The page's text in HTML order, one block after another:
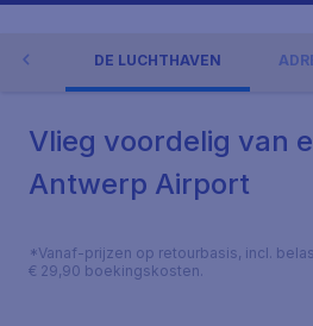
DE LUCHTHAVEN
Vlieg voordelig van
Antwerp Airport
*Vanaf-prijzen op retourbasis, incl.
€ 29,90 boekingskosten.